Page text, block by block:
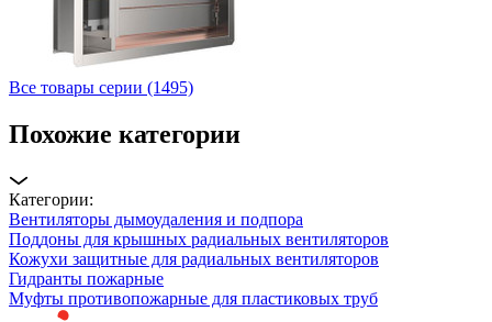
Все товары серии (1495)
Похожие категории
Категории:
Вентиляторы дымоудаления и подпора
Поддоны для крышных радиальных вентиляторов
Кожухи защитные для радиальных вентиляторов
Гидранты пожарные
Муфты противопожарные для пластиковых труб